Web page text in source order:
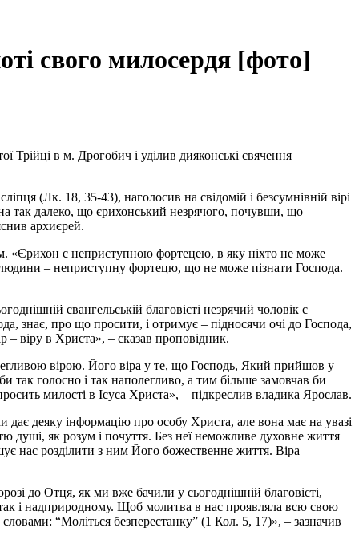
свого милосердя [фото]
Трійці в м. Дрогобич і уділив дияконські свячення
(Лк. 18, 35-43), наголосив на свідомій і безсумнівній вірі
так далеко, що єрихонський незрячого, почувши, що
архиєрей.
«Єрихон є неприступною фортецею, в яку ніхто не може
– неприступну фортецю, що не може пізнати Господа.
євангельській благовісті незрячий чоловік є
знає, про що просити, і отримує – підносячи очі до Господа,
– віру в Христа», – сказав проповідник.
вірою. Його віра у те, що Господь, Який прийшов у
голосно і так наполегливо, а тим більше замовчав би
милості в Ісуса Христа», – підкреслив владика Ярослав.
деяку інформацію про особу Христа, але вона має на увазі
душi, як розум i почуття. Без неї неможливе духовне життя
нас розділити з ним Його божественне життя. Віра
до Отця, як ми вже бачили у сьогоднішній благовісті,
і надприродному. Щоб молитва в нас проявляла всю свою
“Моліться безперестанку” (1 Кол. 5, 17)», – зазначив